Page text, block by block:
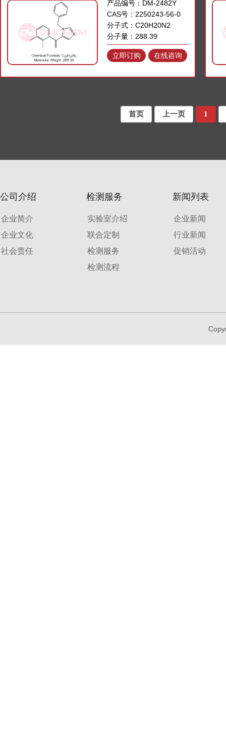
产品编号：DM-2482Y
CAS号：2250243-56-0
分子式：C20H20N2
分子量：288.39
立即订购 在线咨询
首页 上一页 1
公司介绍
企业简介
企业文化
社会责任
检测服务
实验室介绍
联合定制
检测服务
检测流程
新闻列表
企业新闻
行业新闻
促销活动